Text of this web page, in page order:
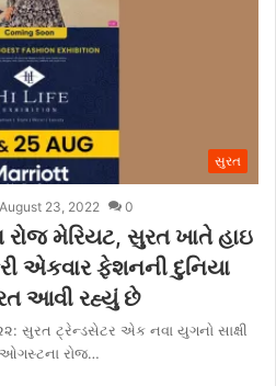
સુરત
August 23, 2022 0
મેરિયટ, સુરત ખાતે હાઇ
એકવાર ફેશનની દુનિયા
આવી રહ્યું છે
સુરત ટ્રેન્ડસેટર એક નવા યુગનો સાક્ષી
રોજ…